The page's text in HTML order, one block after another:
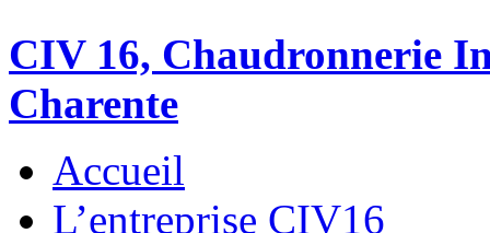
CIV 16, Chaudronnerie
Charente
Accueil
L’entreprise CIV16